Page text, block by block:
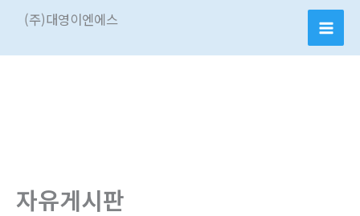
츠
(주)대영이엔에스
자유게시판